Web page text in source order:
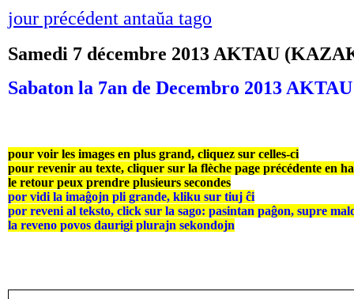
jour précédent antaŭa tago
Samedi 7 décembre 2013 AKTAU
Sabaton la 7an de Decembro 2013
pour voir les images en plus grand, cliquez sur celles-ci
pour revenir au texte, cliquer sur la flèche page précédente en
le retour peux prendre plusieurs secondes
por vidi la imaĝojn pli grande, kliku sur tiuj ĉi
por reveni al teksto, click sur la sago: pasintan paĝon, supre
la reveno povos daurigi plurajn sekondojn